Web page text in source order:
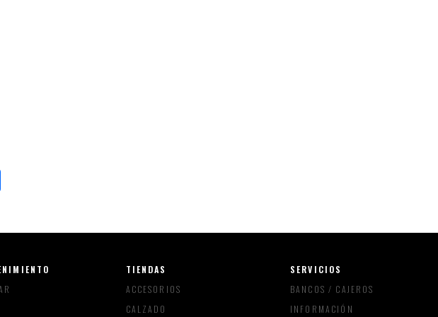
TIENDAS
ACCESORIOS
CALZADO
SERVICIOS
BANCOS / CAJEROS
INFORMACIÓN